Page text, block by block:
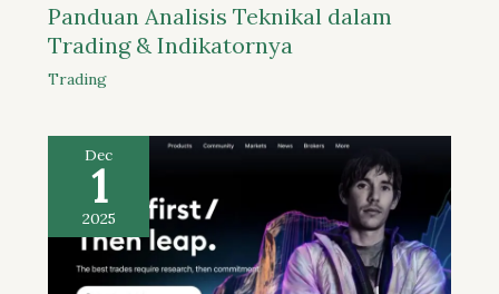
Panduan Analisis Teknikal dalam
Trading & Indikatornya
Trading
Dec
1
2025